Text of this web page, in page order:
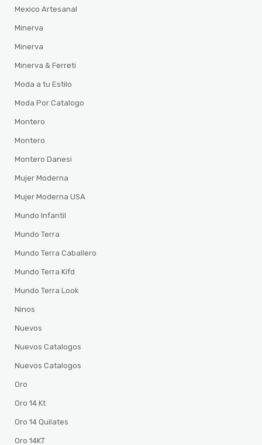
Mexico Artesanal
Minerva
Minerva
Minerva & Ferreti
Moda a tu Estilo
Moda Por Catalogo
Montero
Montero
Montero Danesi
Mujer Moderna
Mujer Moderna USA
Mundo Infantil
Mundo Terra
Mundo Terra Caballero
Mundo Terra Kifd
Mundo Terra Look
Ninos
Nuevos
Nuevos Catalogos
Nuevos Catalogos
Oro
Oro 14 Kt
Oro 14 Quilates
Oro 14KT